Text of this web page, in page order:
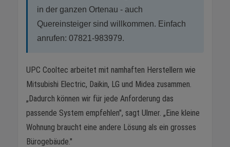
in der ganzen Ortenau - auch
Quereinsteiger sind willkommen. Einfach
anrufen: 07821-983979.
UPC Cooltec arbeitet mit namhaften Herstellern wie
Mitsubishi Electric, Daikin, LG und Midea zusammen.
„Dadurch können wir für jede Anforderung das
passende System empfehlen", sagt Ulmer. „Eine kleine
Wohnung braucht eine andere Lösung als ein grosses
Bürogebäude."